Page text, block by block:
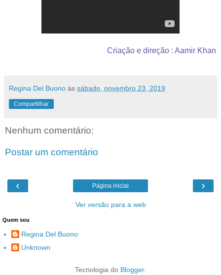
Criação e direção : Aamir Khan
Regina Del Buono às sábado, novembro 23, 2019
Compartilhar
Nenhum comentário:
Postar um comentário
‹ ›
Página inicial
Ver versão para a web
Quem sou
Regina Del Buono
Unknown
Tecnologia do Blogger.